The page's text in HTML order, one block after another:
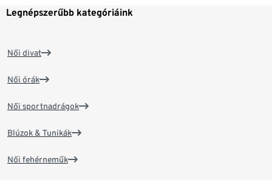
Legnépszerűbb kategóriáink
Női divat
Női órák
Női sportnadrágok
Blúzok & Tunikák
Női fehérneműk